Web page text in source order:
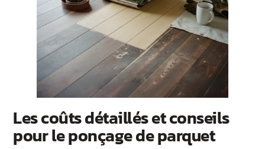
Les coûts détaillés et conseils
pour le ponçage de parquet